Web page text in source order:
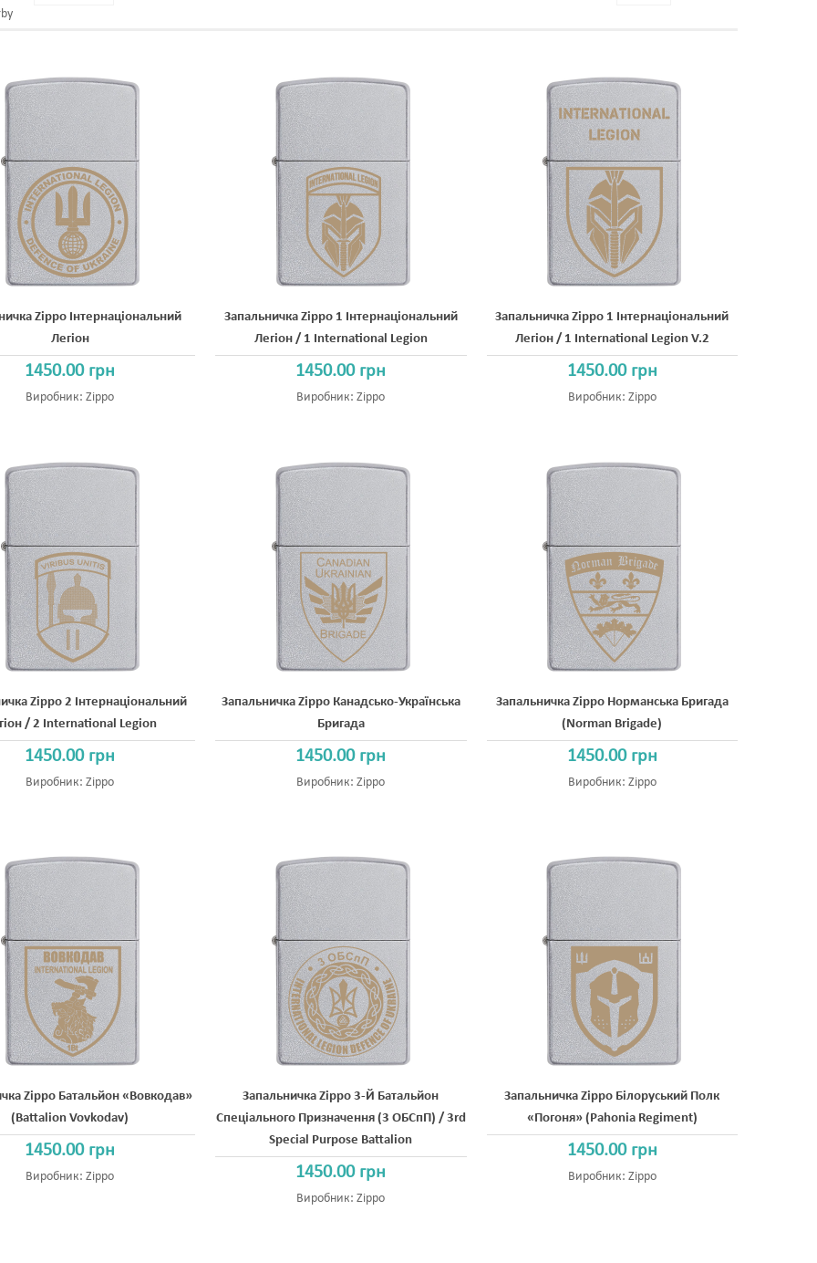
Zippo Інтернаціональний
Легіон
1450.00 грн
Виробник:Zippo
Запальничка Zippo 1 Інтернаціональний
Легіон / 1 International Legion
1450.00 грн
Виробник:Zippo
Запальничка Zippo 1 Інтернаціональний
Легіон / 1 International Legion V.2
1450.00 грн
Виробник: Zippo
Zippo 2 Інтернаціональний
/ 2 International Legion
1450.00 грн
Виробник:Zippo
Запальничка Zippo Канадсько-Українська
Бригада
1450.00 грн
Виробник:Zippo
Запальничка Zippo Норманська Бригада
(Norman Brigade)
1450.00 грн
Виробник: Zippo
Zippo Батальйон «Вовкодав»
(Battalion Vovkodav)
1450.00 грн
Виробник:Zippo
Запальничка Zippo 3-Й Батальйон
Спеціального Призначення (3 ОБСпП) / 3rd
Special Purpose Battalion
1450.00 грн
Виробник:Zippo
Запальничка Zippo Білоруський Полк
«Погоня» (Pahonia Regiment)
1450.00 грн
Виробник: Zippo